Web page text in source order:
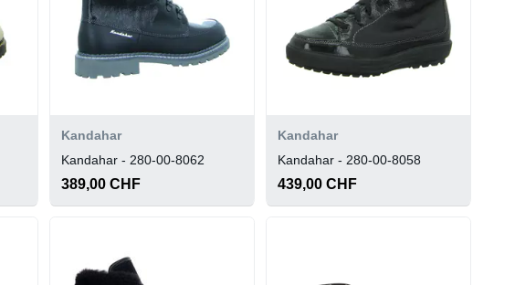
Kandahar
Kandahar - 280-00-8062
389,00 CHF
Kandahar
Kandahar - 280-00-8058
439,00 CHF